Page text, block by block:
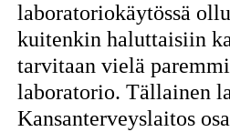
laboratoriokäytössä
kuitenkin haluttaisiin
tarvitaan vielä
laboratorio. Tällainen
Kansanterveyslaitos